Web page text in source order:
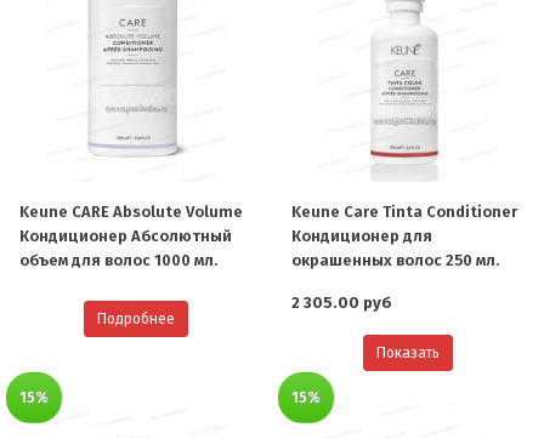
Keune CARE Absolute Volume
Кондиционер Абсолютный
объем для волос 1000 мл.
Подробнее
Keune Care Tinta Conditioner
Кондиционер для
окрашенных волос 250 мл.
2 305.00 руб
Показать
15% 15%